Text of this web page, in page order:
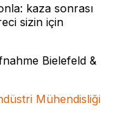
kaza sonrası
sizin için
Bielefeld &
Mühendisliği